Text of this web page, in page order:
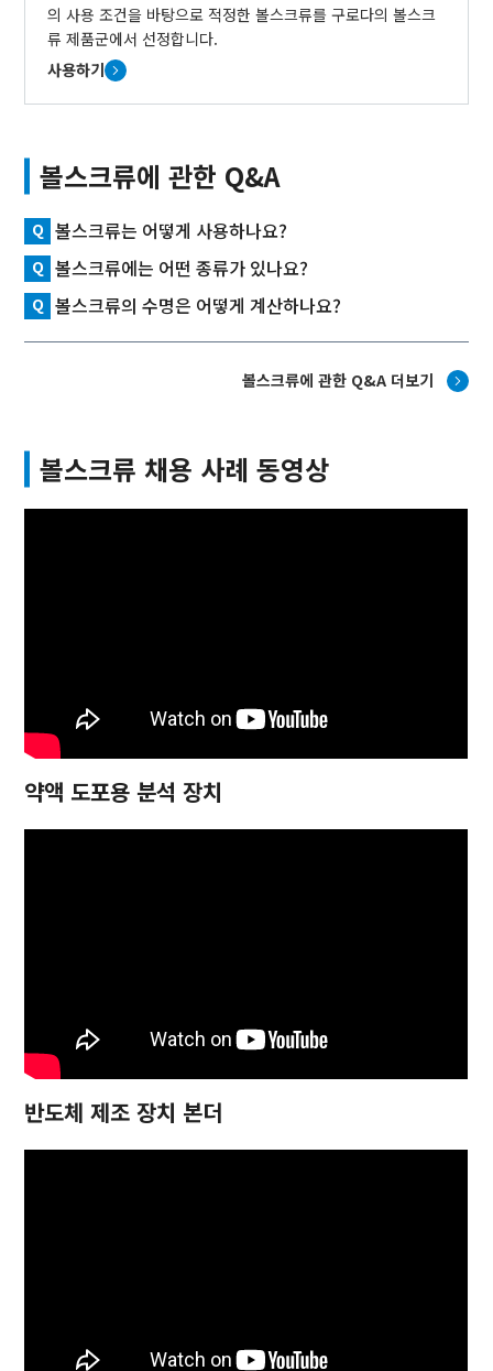
의 사용 조건을 바탕으로 적정한 볼스크류를 구로다의 볼스크
류 제품군에서 선정합니다.
사용하기
볼스크류에 관한 Q&A
볼스크류는 어떻게 사용하나요?
볼스크류에는 어떤 종류가 있나요?
볼스크류의 수명은 어떻게 계산하나요?
볼스크류에 관한 Q&A 더보기
볼스크류 채용 사례 동영상
약액 도포용 분석 장치
반도체 제조 장치 본더